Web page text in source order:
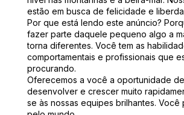
estão em busca de felicidade e
Por que está lendo este anúncio?
fazer parte daquele pequeno algo a
torna diferentes. Você tem as
comportamentais e profissionais que
procurando.
Oferecemos a você a oportunidade
desenvolver e crescer muito
se às nossas equipes brilhantes. Você